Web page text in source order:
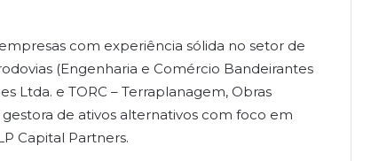
com experiência sólida no setor de
(Engenharia e Comércio Bandeirantes
Ltda. e TORC – Terraplanagem, Obras
de ativos alternativos com foco em
Capital Partners.